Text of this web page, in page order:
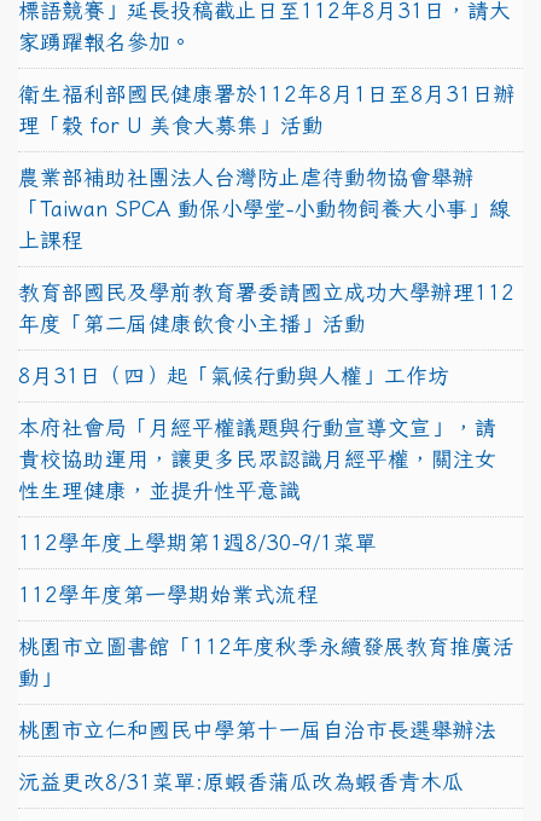
標語競賽」延長投稿截止日至112年8月31日，請大
家踴躍報名參加。
衛生福利部國民健康署於112年8月1日至8月31日辦
理「穀 for U 美食大募集」活動
農業部補助社團法人台灣防止虐待動物協會舉辦
「Taiwan SPCA 動保小學堂-小動物飼養大小事」線
上課程
教育部國民及學前教育署委請國立成功大學辦理112
年度「第二屆健康飲食小主播」活動
8月31日（四）起「氣候行動與人權」工作坊
本府社會局「月經平權議題與行動宣導文宣」，請
貴校協助運用，讓更多民眾認識月經平權，關注女
性生理健康，並提升性平意識
112學年度上學期第1週8/30-9/1菜單
112學年度第一學期始業式流程
桃園市立圖書館「112年度秋季永續發展教育推廣活
動」
桃園市立仁和國民中學第十一屆自治市長選舉辦法
沅益更改8/31菜單:原蝦香蒲瓜改為蝦香青木瓜